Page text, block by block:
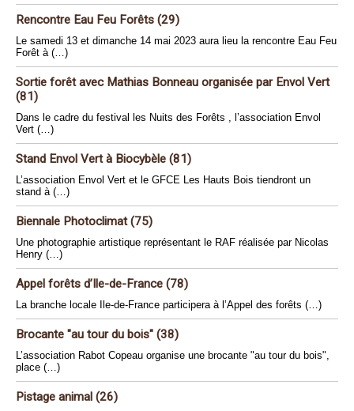
Rencontre Eau Feu Forêts (29)
Le samedi 13 et dimanche 14 mai 2023 aura lieu la rencontre Eau Feu
Forêt à (…)
Sortie forêt avec Mathias Bonneau organisée par Envol Vert
(81)
Dans le cadre du festival les Nuits des Forêts , l’association Envol
Vert (…)
Stand Envol Vert à Biocybèle (81)
L’association Envol Vert et le GFCE Les Hauts Bois tiendront un
stand à (…)
Biennale Photoclimat (75)
Une photographie artistique représentant le RAF réalisée par Nicolas
Henry (…)
Appel forêts d’Ile-de-France (78)
La branche locale Ile-de-France participera à l’Appel des forêts (…)
Brocante "au tour du bois" (38)
L’association Rabot Copeau organise une brocante "au tour du bois",
place (…)
Pistage animal (26)